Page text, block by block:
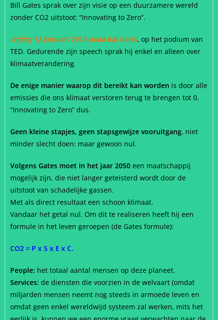
Bill Gates sprak over zijn visie op een duurzamere wereld
zonder CO2 uitstoot: “Innovating to Zero”.
Vrijdag 12 februari 2010 stond Bill Gates, op het podium van
TED. Gedurende zijn speech sprak hij enkel en alleen over
klimaatverandering.
De enige manier waarop dit bereikt kan worden is door alle
emissies die ons klimaat verstoren terug te brengen tot 0.
“Innovating to Zero” dus.
Geen kleine stapjes, geen stapsgewijze vooruitgang, niet
minder slecht doen: maar gewoon nul.
Volgens Gates moet in het jaar 2050 een maatschappij
mogelijk zijn, die niet langer geteisterd wordt door de
uitstoot van schadelijke gassen.
Met als direct resultaat een schoon klimaat.
Vandaar het getal nul. Om dit te realiseren heeft hij een
formule in het leven geroepen (de Gates formule):
CO2 = P x S x E x C.
People: het totaal aantal mensen op deze planeet.
Services: de diensten die voorzien in de welvaart (omdat
miljarden mensen neemt nog steeds in armoede leven en
omdat geen enkel wereldwijd systeem zal werken, mits het